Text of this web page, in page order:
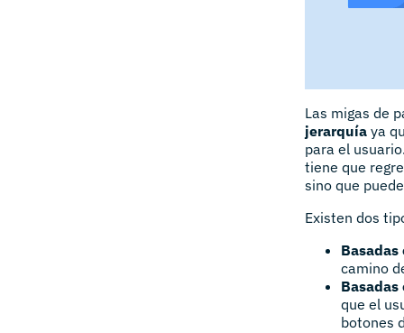
Las migas de
jerarquía ya
para el
tiene que
sino que
Existen dos
camino
que el
botones